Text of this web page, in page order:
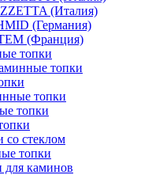
(Италия)
(Германия)
(Франция)
топки
топки
топки
топки
стеклом
топки
каминов